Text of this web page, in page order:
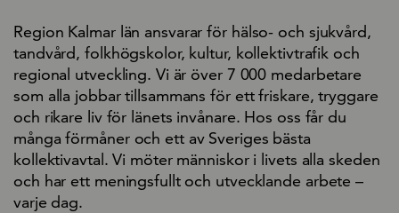
Region Kalmar län ansvarar för hälso- och sjukvård,
tandvård, folkhögskolor, kultur, kollektivtrafik och
regional utveckling. Vi är över 7 000 medarbetare
som alla jobbar tillsammans för ett friskare, tryggare
och rikare liv för länets invånare. Hos oss får du
många förmåner och ett av Sveriges bästa
kollektivavtal. Vi möter människor i livets alla skeden
och har ett meningsfullt och utvecklande arbete –
varje dag.